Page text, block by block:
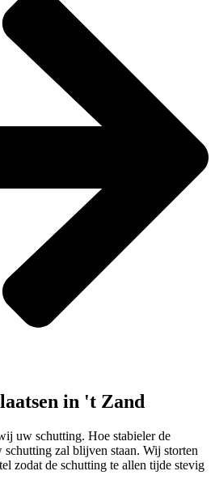
in 't Zand
uw schutting. Hoe stabieler de
zal blijven staan. Wij storten
zodat de schutting te allen tijde stevig